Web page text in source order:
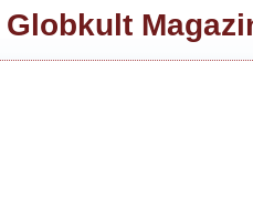
Globkult